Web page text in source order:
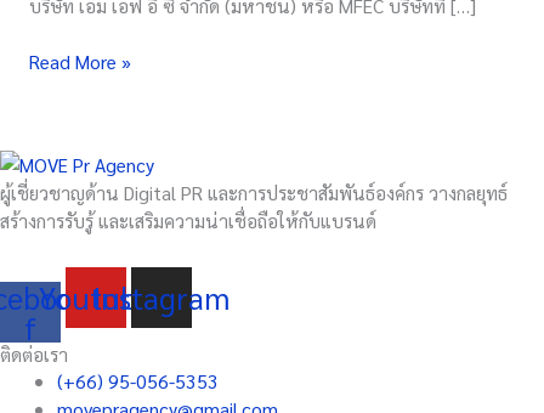
บริษัท เอ็ม เอฟ อี ซี จำกัด (มหาชน) หรือ MFEC บริษัทที่ […]
APAC
มั่น
ผู้
ให้
ชั้น
นำ
ด้าน
“Growth
Marketing
Read More »
ผู้เชี่ยวชาญด้าน Digital PR และการประชาสัมพันธ์องค์กร วางกลยุทธ์
สร้างการรับรู้ และเสริมความน่าเชื่อถือให้กับแบรนด์
f
Youtube
Instagram
ติดต่อเรา
(+66) 95-056-5353